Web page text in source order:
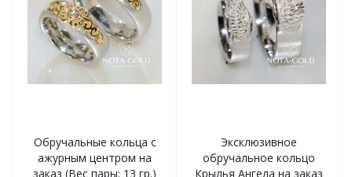
Обручальные кольца с
ажурным центром на
заказ (Вес пары: 13 гр.)
Эксклюзивное
обручальное кольцо
Крылья Ангела на заказ